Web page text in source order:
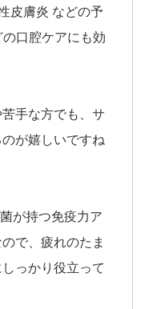
皮膚炎 などの予
口腔ケアにも効
手な方でも、サ
が嬉しいですね
が持つ免疫力ア
で、疲れのたま
っかり役立って